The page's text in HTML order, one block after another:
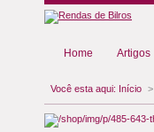
Home Artigos
Você esta aqui: Início >